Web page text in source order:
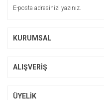
KURUMSAL
ALIŞVERİŞ
ÜYELİK